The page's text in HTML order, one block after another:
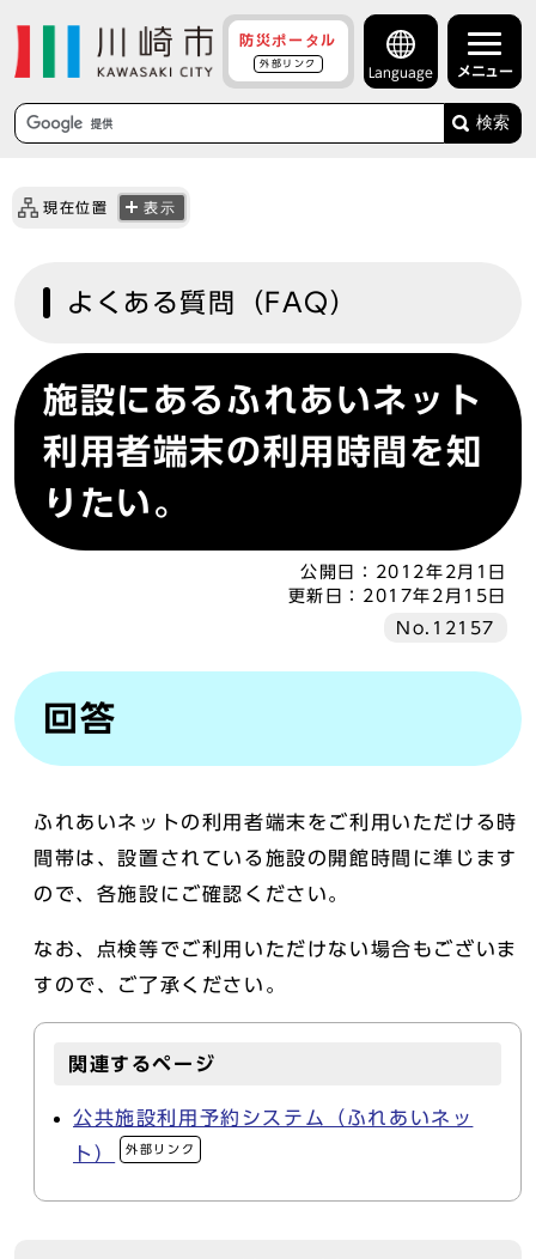
防災ポータル
外部リンク
Language メニュー
検索
現在位置 表示
よくある質問（FAQ）
施設にあるふれあいネット
利用者端末の利用時間を知
りたい。
公開日：
2012年2月1日
更新日： 2017年2月15日
No.12157
回答
ふれあいネットの利用者端末をご利用いただける時
間帯は、設置されている施設の開館時間に準じます
ので、各施設にご確認ください。
なお、点検等でご利用いただけない場合もございま
すので、ご了承ください。
関連するページ
公共施設利用予約システム（ふれあいネッ
ト）
外部リンク